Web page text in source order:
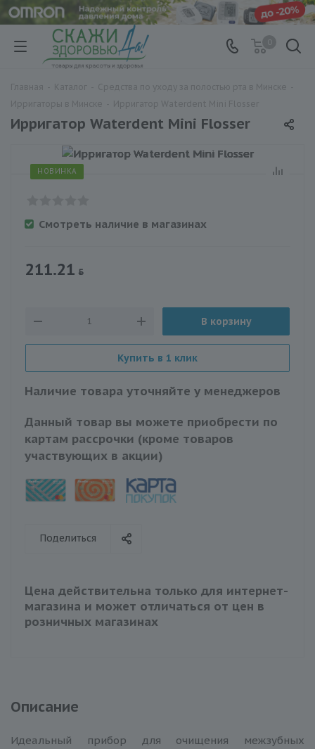
Ирригатор Waterdent Mini Flosser
НОВИНКА
Смотреть наличие в магазинах
211.21
В корзину
Купить в 1 клик
Наличие товара уточняйте у менеджеров
Данный товар вы можете приобрести по
картам рассрочки (кроме товаров
участвующих в акции)
Поделиться
Цена действительна только для интернет-
магазина и может отличаться от цен в
розничных магазинах
Описание
Идеальный прибор для очищения межзубных